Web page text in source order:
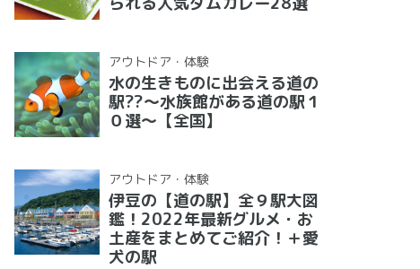
アウトドア・体験
水の生きものに出会える道の
駅??〜水族館がある道の駅１
０選〜【全国】
アウトドア・体験
伊豆の【道の駅】全９駅大図
鑑！2022年最新グルメ・お
土産をまとめてご紹介！＋愛
犬の駅